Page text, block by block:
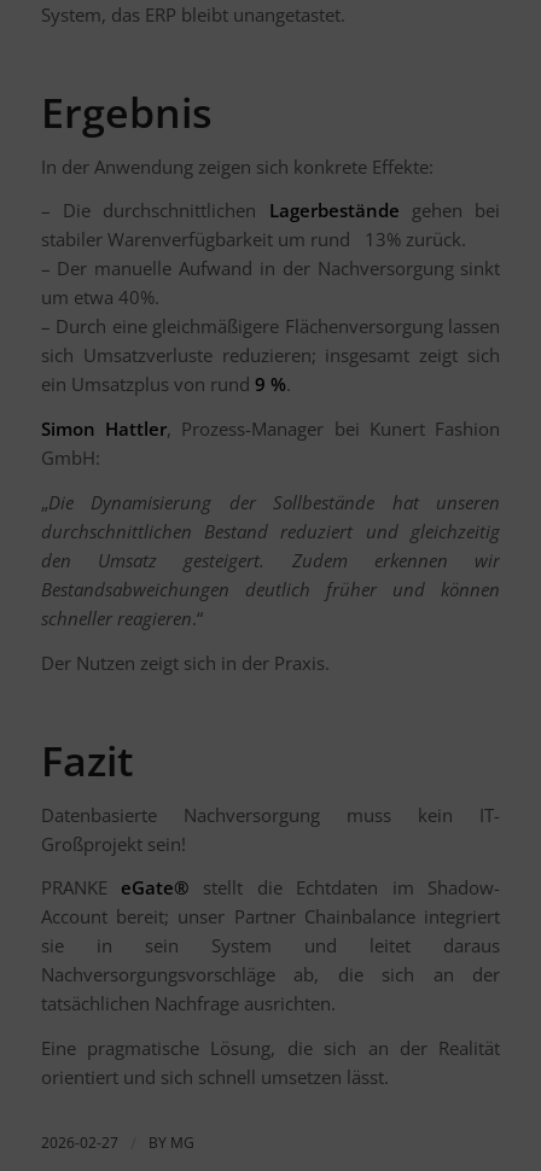
System, das ERP bleibt unangetastet.
Ergebnis
In der Anwendung zeigen sich konkrete Effekte:
– Die durchschnittlichen Lagerbestände gehen bei
stabiler Warenverfügbarkeit um rund 13% zurück.
– Der manuelle Aufwand in der Nachversorgung sinkt
um etwa 40%.
– Durch eine gleichmäßigere Flächenversorgung lassen
sich Umsatzverluste reduzieren; insgesamt zeigt sich
ein Umsatzplus von rund 9 %.
Simon Hattler, Prozess-Manager bei Kunert Fashion
GmbH:
„Die Dynamisierung der Sollbestände hat unseren
durchschnittlichen Bestand reduziert und gleichzeitig
den Umsatz gesteigert. Zudem erkennen wir
Bestandsabweichungen deutlich früher und können
schneller reagieren.“
Der Nutzen zeigt sich in der Praxis.
Fazit
Datenbasierte Nachversorgung muss kein IT-
Großprojekt sein!
PRANKE eGate® stellt die Echtdaten im Shadow-
Account bereit; unser Partner Chainbalance integriert
sie in sein System und leitet daraus
Nachversorgungsvorschläge ab, die sich an der
tatsächlichen Nachfrage ausrichten.
Eine pragmatische Lösung, die sich an der Realität
orientiert und sich schnell umsetzen lässt.
2026-02-27 BY MG